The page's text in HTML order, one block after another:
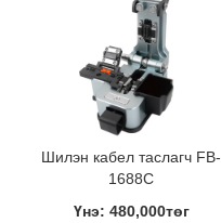
Шилэн кабел таслагч FB-
1688C
Үнэ: 480,000төг